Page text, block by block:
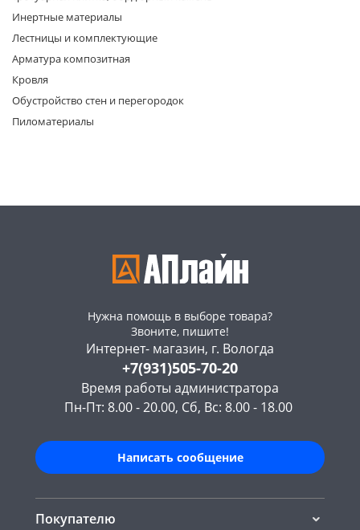
Инертные материалы
Лестницы и комплектующие
Арматура композитная
Кровля
Обустройство стен и перегородок
Пиломатериалы
Нужна помощь в выборе товара?
Звоните, пишите!
Интернет- магазин, г. Вологда
+7(931)505-70-20
Время работы администратора
Пн-Пт: 8.00 - 20.00, Сб, Вс: 8.00 - 18.00
Написать сообщение
Покупателю